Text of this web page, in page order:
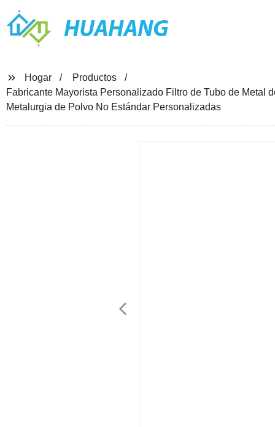
HUAHANG
Hogar
Productos
Fabricante Mayorista Personalizado Filtro de Tubo de Metal
Metalurgia de Polvo No Estándar Personalizadas